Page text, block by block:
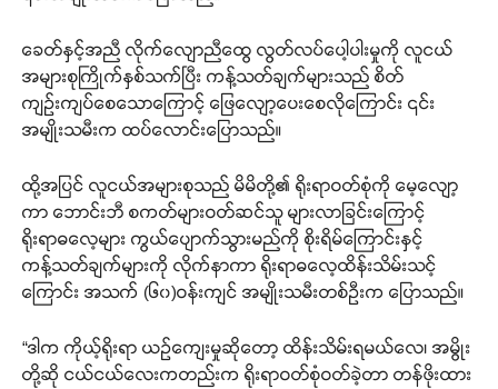
ခေတ်နှင့်အညီ လိုက်လျောညီထွေ လွတ်လပ်ပေါ့ပါးမှုကို လူငယ်
အများစုကြိုက်နှစ်သက်ပြီး ကန့်သတ်ချက်များသည် စိတ်
ကျဉ်းကျပ်စေသောကြောင့် ဖြေလျော့ပေးစေလိုကြောင်း ၎င်း
အမျိုးသမီးက ထပ်လောင်းပြောသည်။
ထို့အပြင် လူငယ်အများစုသည် မိမိတို့၏ ရိုးရာဝတ်စုံကို မေ့လျော့
ကာ ဘောင်းဘီ စကတ်များဝတ်ဆင်သူ များလာခြင်းကြောင့်
ရိုးရာဓလေ့များ ကွယ်ပျောက်သွားမည်ကို စိုးရိမ်ကြောင်းနှင့်
ကန့်သတ်ချက်များကို လိုက်နာကာ ရိုးရာဓလေ့ထိန်းသိမ်းသင့်
ကြောင်း အသက် (၆၀)ဝန်းကျင် အမျိုးသမီးတစ်ဦးက ပြောသည်။
“ဒါက ကိုယ့်ရိုးရာ ယဉ်ကျေးမှုဆိုတော့ ထိန်းသိမ်းရမယ်လေ၊ အမွိုး
တို့ဆို ငယ်ငယ်လေးကတည်းက ရိုးရာဝတ်စုံဝတ်ခဲ့တာ တန်ဖိုးထား